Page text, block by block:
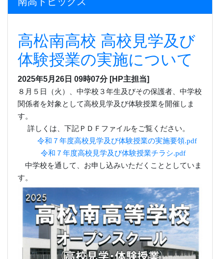
詳しくは、下記ＰＤＦファイルをご覧ください。
中学校を通して、お申し込みいただくこととしていま
す。